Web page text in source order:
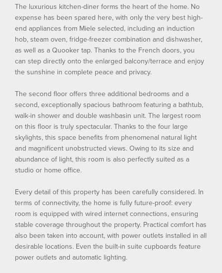
The luxurious kitchen-diner forms the heart of the home. No
expense has been spared here, with only the very best high-
end appliances from Miele selected, including an induction
hob, steam oven, fridge-freezer combination and dishwasher,
as well as a Quooker tap. Thanks to the French doors, you
can step directly onto the enlarged balcony/terrace and enjoy
the sunshine in complete peace and privacy.
The second floor offers three additional bedrooms and a
second, exceptionally spacious bathroom featuring a bathtub,
walk-in shower and double washbasin unit. The largest room
on this floor is truly spectacular. Thanks to the four large
skylights, this space benefits from phenomenal natural light
and magnificent unobstructed views. Owing to its size and
abundance of light, this room is also perfectly suited as a
studio or home office.
Every detail of this property has been carefully considered. In
terms of connectivity, the home is fully future-proof: every
room is equipped with wired internet connections, ensuring
stable coverage throughout the property. Practical comfort has
also been taken into account, with power outlets installed in all
desirable locations. Even the built-in suite cupboards feature
power outlets and automatic lighting.